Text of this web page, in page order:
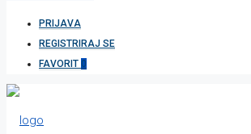
PRIJAVA
REGISTRIRAJ SE
FAVORIT 0